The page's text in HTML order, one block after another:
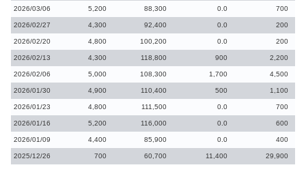
2026/03/06 5,200 88,300 0.0 700
2026/02/27 4,300 92,400 0.0 200
2026/02/20 4,800 100,200 0.0 200
2026/02/13 4,300 118,800 900 2,200
2026/02/06 5,000 108,300 1,700 4,500
2026/01/30 4,900 110,400 500 1,100
2026/01/23 4,800 111,500 0.0 700
2026/01/16 5,200 116,000 0.0 600
2026/01/09 4,400 85,900 0.0 400
2025/12/26 700 60,700 11,400 29,900